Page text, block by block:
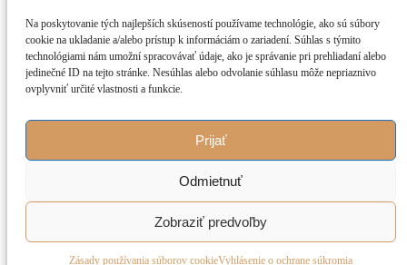
Na poskytovanie tých najlepších skúseností používame technológie, ako sú súbory
cookie na ukladanie a/alebo prístup k informáciám o zariadení. Súhlas s týmito
technológiami nám umožní spracovávať údaje, ako je správanie pri prehliadaní alebo
jedinečné ID na tejto stránke. Nesúhlas alebo odvolanie súhlasu môže nepriaznivo
ovplyvniť určité vlastnosti a funkcie.
Prijať
Odmietnuť
Zobraziť predvoľby
Zásady používania súborov cookieVyhlásenie o ochrane súkromia
PALM BEACH (METAMORPHOSES) II.
METRO
Posolstvo IV
Manhattan Gardens
Výstavy a výpožičky
Kontakt